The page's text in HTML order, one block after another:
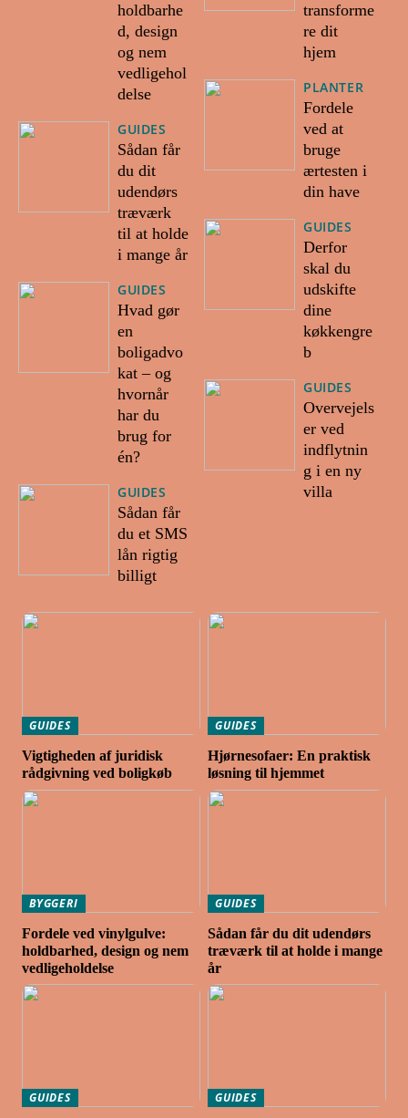
holdbarhe
d, design
og nem
vedligehol
delse
GUIDES
Sådan får
du dit
udendørs
træværk
til at holde
i mange år
GUIDES
Hvad gør
en
boligadvo
kat – og
hvornår
har du
brug for
én?
GUIDES
Sådan får
du et SMS
lån rigtig
billigt
transforme
re dit
hjem
PLANTER
Fordele
ved at
bruge
ærtesten i
din have
GUIDES
Derfor
skal du
udskifte
dine
køkkengre
b
GUIDES
Overvejels
er ved
indflytnin
g i en ny
villa
GUIDES
Vigtigheden af juridisk
rådgivning ved boligkøb
GUIDES
Hjørnesofaer: En praktisk
løsning til hjemmet
BYGGERI
Fordele ved vinylgulve:
holdbarhed, design og nem
vedligeholdelse
GUIDES
Sådan får du dit udendørs
træværk til at holde i mange
år
GUIDES GUIDES